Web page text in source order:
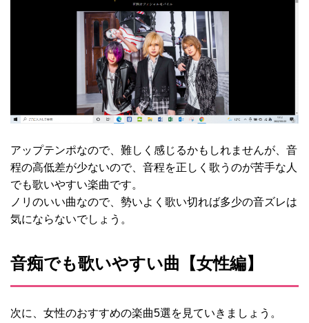
アップテンポなので、難しく感じるかもしれませんが、音
程の高低差が少ないので、音程を正しく歌うのが苦手な人
でも歌いやすい楽曲です。
ノリのいい曲なので、勢いよく歌い切れば多少の音ズレは
気にならないでしょう。
音痴でも歌いやすい曲【女性編】
次に、女性のおすすめの楽曲5選を見ていきましょう。